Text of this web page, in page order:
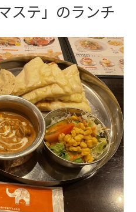
ステ」のランチ